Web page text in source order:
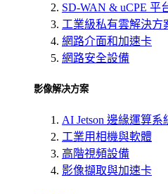
SD-WAN & uCPE 平
工業級私有雲解決方
網路介面和加速卡
網路安全設備
影像解决方案
AI Jetson 邊緣運算系
工業用相機與軟體
高階視頻設備
影像擷取與加速卡